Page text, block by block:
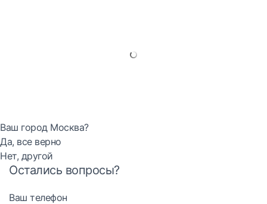
Ваш город Москва?
Да, все верно
Нет, другой
Остались вопросы?
Ваш телефон